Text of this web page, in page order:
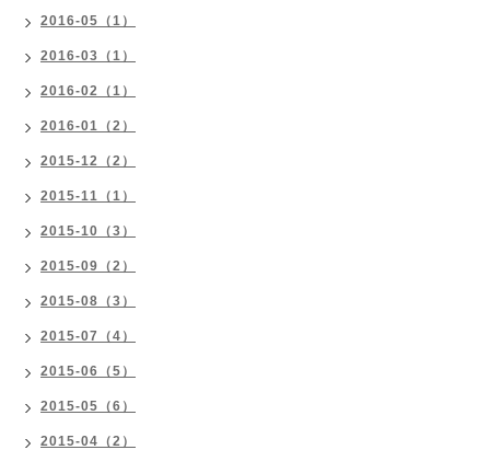
2016-05（1）
2016-03（1）
2016-02（1）
2016-01（2）
2015-12（2）
2015-11（1）
2015-10（3）
2015-09（2）
2015-08（3）
2015-07（4）
2015-06（5）
2015-05（6）
2015-04（2）